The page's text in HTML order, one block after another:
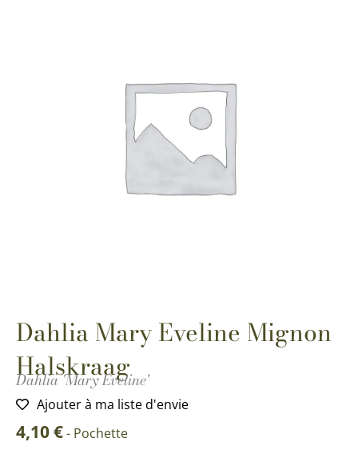
Dahlia Mary Eveline Mignon
Halskraag
Dahlia 'Mary Eveline'
Ajouter à ma liste d'envie
4,10€- Pochette